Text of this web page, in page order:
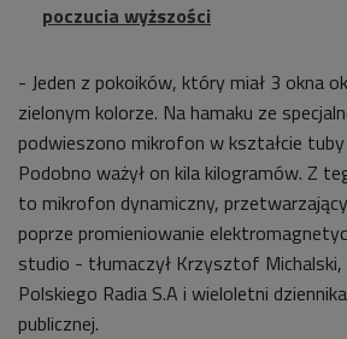
poczucia wyższości
- Jeden z pokoików, który miał 3 okna
zielonym kolorze. Na hamaku ze
podwieszono mikrofon w kształcie tuby
Podobno ważył on kila kilogramów. Z
to mikrofon dynamiczny,
poprze promieniowanie
studio - tłumaczył Krzysztof
Polskiego Radia S.A i wieloletni
publicznej.